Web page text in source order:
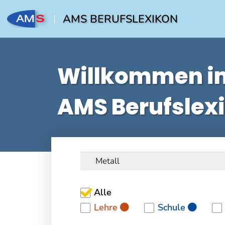
AMS BERUFSLEXIKON
Willkommen
AMS
Alle
Lehre
Schule